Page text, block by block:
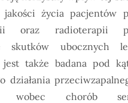
życia pacjentów
oraz radioterapii
skutków ubocznych
także badana pod
działania
wobec chorób